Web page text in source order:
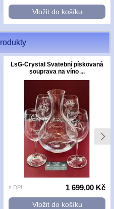
Vložit do košíku
LsG-Crystal Svatební pískovaná
souprava na víno ...
s DPH 1 699,00 Kč
Vložit do košíku